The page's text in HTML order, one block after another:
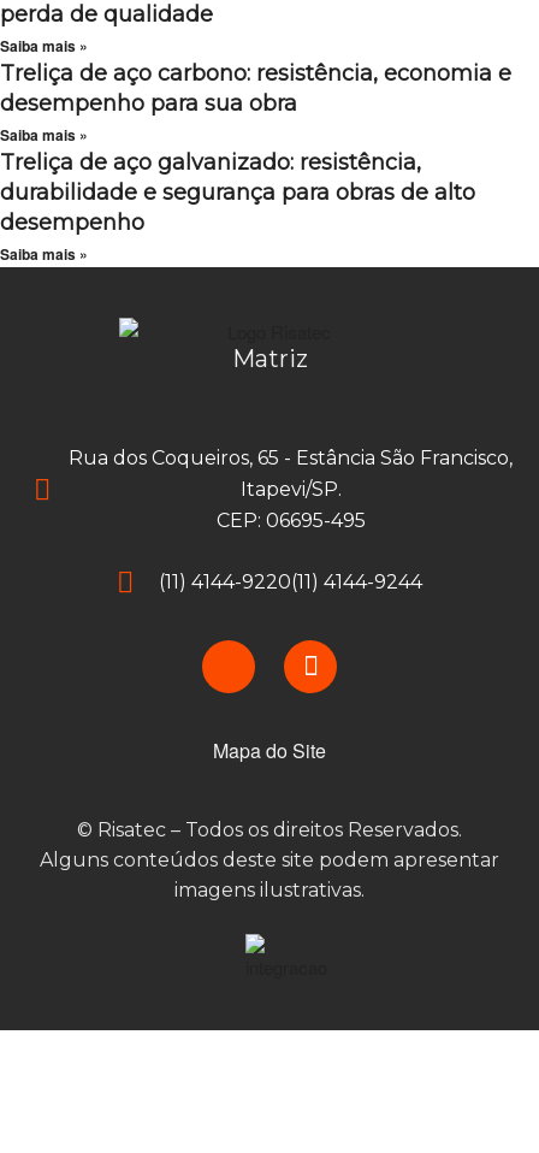
perda de qualidade
Saiba mais »
Treliça de aço carbono: resistência, economia e
desempenho para sua obra
Saiba mais »
Treliça de aço galvanizado: resistência,
durabilidade e segurança para obras de alto
desempenho
Saiba mais »
Matriz
Rua dos Coqueiros, 65 - Estância São Francisco,
Itapevi/SP.
CEP: 06695-495
(11) 4144-9220(11) 4144-9244
Mapa do Site
© Risatec – Todos os direitos Reservados.
Alguns conteúdos deste site podem apresentar
imagens ilustrativas.